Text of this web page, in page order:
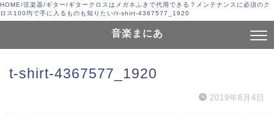
HOME/弦楽器/ギター/ギタークロスはメガネふきで代用できる？メンテナンスに必須のク
ロス100均で手に入るものも知りたい/t-shirt-4367577_1920
音楽まにあ
t-shirt-4367577_1920
2019年8月4日